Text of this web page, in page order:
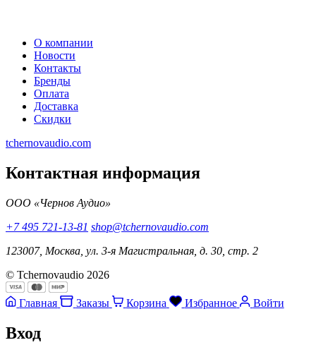
О компании
Новости
Контакты
Бренды
Оплата
Доставка
Скидки
tchernovaudio.com
Контактная информация
ООО «Чернов Аудио»
+7 495 721-13-81 shop@tchernovaudio.com
123007, Москва, ул. 3-я Магистральная, д. 30, стр. 2
© Tchernovaudio 2026
Главная Заказы Корзина Избранное Войти
Вход